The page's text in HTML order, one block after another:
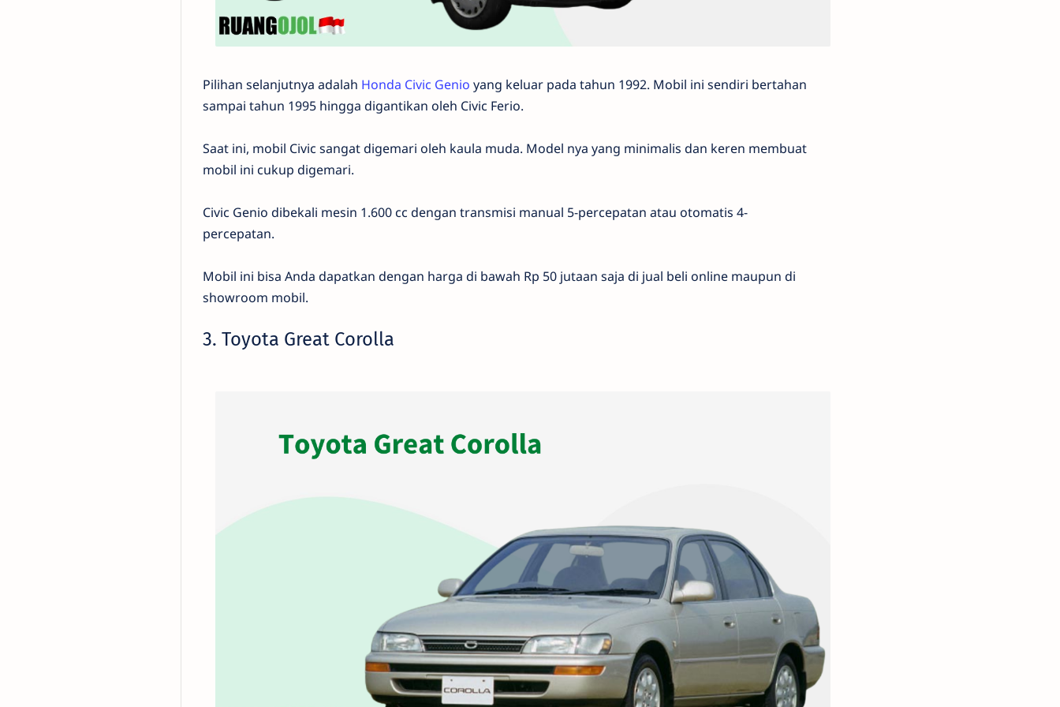
Pilihan selanjutnya adalah Honda Civic Genio yang keluar pada tahun 1992. Mobil ini sendiri bertahan
sampai tahun 1995 hingga digantikan oleh Civic Ferio.
Saat ini, mobil Civic sangat digemari oleh kaula muda. Model nya yang minimalis dan keren membuat
mobil ini cukup digemari.
Civic Genio dibekali mesin 1.600 cc dengan transmisi manual 5-percepatan atau otomatis 4-
percepatan.
Mobil ini bisa Anda dapatkan dengan harga di bawah Rp 50 jutaan saja di jual beli online maupun di
showroom mobil.
3. Toyota Great Corolla